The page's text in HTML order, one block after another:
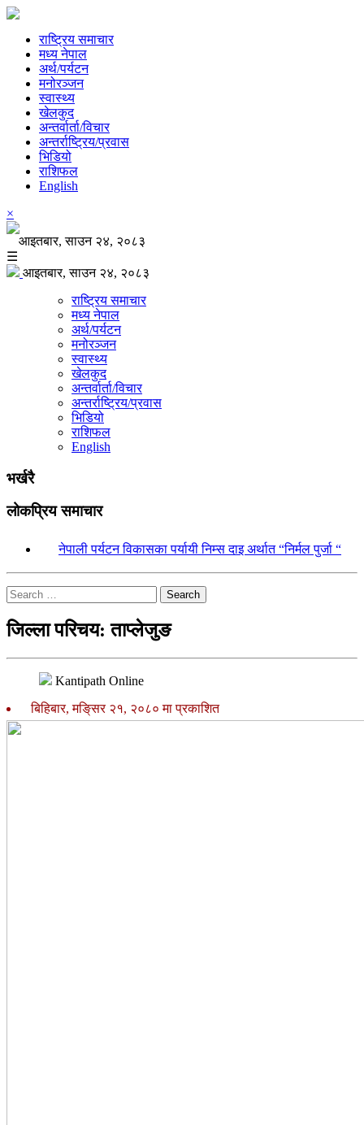
राष्ट्रिय समाचार
मध्य नेपाल
अर्थ/पर्यटन
मनोरञ्जन
स्वास्थ्य
खेलकुद
अन्तर्वार्ता/विचार
अन्तर्राष्ट्रिय/प्रवास
भिडियो
राशिफल
English
×
आइतबार, साउन २४, २०८३
☰
आइतबार, साउन २४, २०८३
राष्ट्रिय समाचार
मध्य नेपाल
अर्थ/पर्यटन
मनोरञ्जन
स्वास्थ्य
खेलकुद
अन्तर्वार्ता/विचार
अन्तर्राष्ट्रिय/प्रवास
भिडियो
राशिफल
English
भर्खरै
लोकप्रिय समाचार
नेपाली पर्यटन विकासका पर्यायी निम्स दाइ अर्थात “निर्मल पुर्जा “
Search
जिल्ला परिचय: ताप्लेजुङ
Kantipath Online
बिहिबार, मङि्सर २१, २०८० मा प्रकाशित